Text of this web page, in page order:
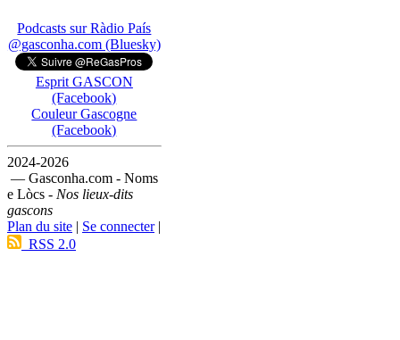
Podcasts sur Ràdio País
@gasconha.com (Bluesky)
Esprit GASCON
(Facebook)
Couleur Gascogne
(Facebook)
2024-2026
— Gasconha.com - Noms
e Lòcs - Nos lieux-dits
gascons
Plan du site | Se connecter|
RSS 2.0